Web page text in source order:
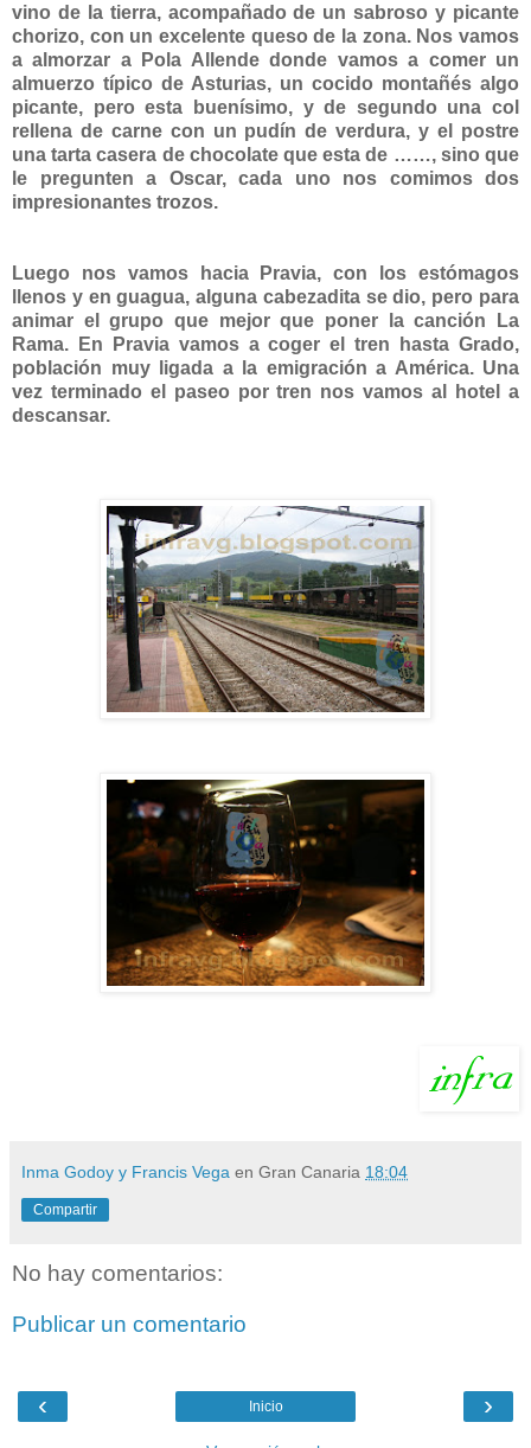
vino de la tierra, acompañado de un sabroso y picante
chorizo, con un excelente queso de la zona. Nos vamos
a almorzar a Pola Allende donde vamos a comer un
almuerzo típico de Asturias, un cocido montañés algo
picante, pero esta buenísimo, y de segundo una col
rellena de carne con un pudín de verdura, y el postre
una tarta casera de chocolate que esta de ……, sino que
le pregunten a Oscar, cada uno nos comimos dos
impresionantes trozos.
Luego nos vamos hacia Pravia, con los estómagos
llenos y en guagua, alguna cabezadita se dio, pero para
animar el grupo que mejor que poner la canción La
Rama. En Pravia vamos a coger el tren hasta Grado,
población muy ligada a la emigración a América. Una
vez terminado el paseo por tren nos vamos al hotel a
descansar.
Inma Godoy y Francis Vega en Gran Canaria 18:04
Compartir
No hay comentarios:
Publicar un comentario
‹ ›
Inicio